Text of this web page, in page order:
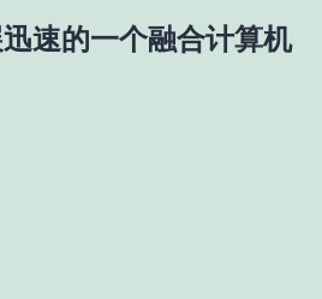
速的一个融合计算机